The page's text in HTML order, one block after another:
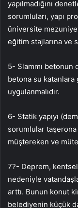
yapılmadığını
sorumluları, yapı
üniversite
eğitim stajlarına ve
5- Slammı betonun
betona su katanlara
uygulanmalıdır.
6- Statik yapıyı
sorumlular
müştereken ve
7?- Deprem,
nedeniyle
arttı. Bunun konut
belediyenin küçük